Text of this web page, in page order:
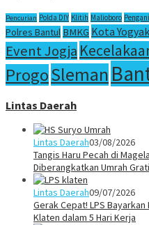
Pencurian Polda DIY Klitih Malioboro
Polres Bantul BMKG Kota
Event Jogja
ProgoSleman
Lintas Daerah
Lintas Daerah03/08/2026
Tangis Haru Pecah di
Diberangkatkan Umrah
Lintas Daerah09/07/2026
Gerak Cepat! LPS
Klaten dalam 5 Hari Kerja